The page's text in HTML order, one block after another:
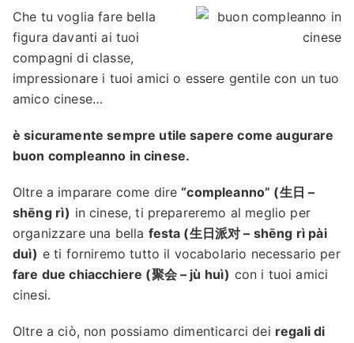
Che tu voglia fare bella
figura davanti ai tuoi
compagni di classe,
impressionare i tuoi amici o essere gentile con un tuo
amico cinese…
è sicuramente sempre utile sapere come augurare
buon compleanno in cinese.
Oltre a imparare come dire“compleanno” (生日 –
shēng rì) in cinese, ti prepareremo al meglio per
organizzare una bella festa (生日派对 – shēng rì pài
duì) e ti forniremo tutto il vocabolario necessario per
fare due chiacchiere (聚会 – jù huì) con i tuoi amici
cinesi.
Oltre a ciò, non possiamo dimenticarci dei regali di